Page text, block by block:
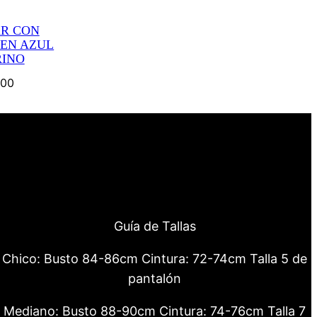
CON
AZUL
Guía de Tallas
Chico: Busto 84-86cm Cintura: 72-74cm Talla 5 de
pantalón
Mediano: Busto 88-90cm Cintura: 74-76cm Talla 7